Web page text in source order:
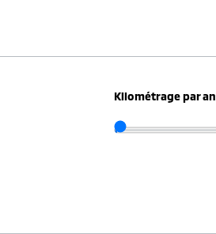
Kilométrage par an